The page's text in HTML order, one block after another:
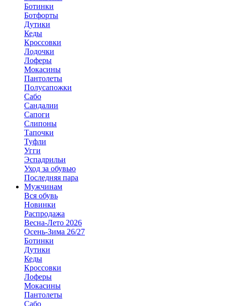
Ботинки
Ботфорты
Дутики
Кеды
Кроссовки
Лодочки
Лоферы
Мокасины
Пантолеты
Полусапожки
Сабо
Сандалии
Сапоги
Слипоны
Тапочки
Туфли
Угги
Эспадрильи
Уход за обувью
Последняя пара
Мужчинам
Вся обувь
Новинки
Распродажа
Весна-Лето 2026
Осень-Зима 26/27
Ботинки
Дутики
Кеды
Кроссовки
Лоферы
Мокасины
Пантолеты
Сабо